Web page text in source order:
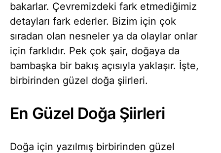
bakarlar. Çevremizdeki fark etmediğimiz
detayları fark ederler. Bizim için çok
sıradan olan nesneler ya da olaylar onlar
için farklıdır. Pek çok şair, doğaya da
bambaşka bir bakış açısıyla yaklaşır. İşte,
birbirinden güzel doğa şiirleri.
En Güzel Doğa Şiirleri
Doğa için yazılmış birbirinden güzel